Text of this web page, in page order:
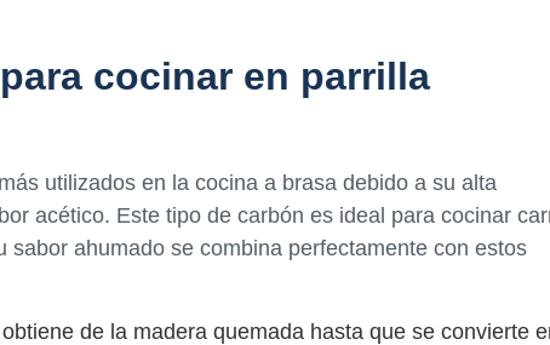
cocinar en parrilla
utilizados en la cocina a brasa debido a su alta
acético. Este tipo de carbón es ideal para cocinar
sabor ahumado se combina perfectamente con estos
de la madera quemada hasta que se convierte